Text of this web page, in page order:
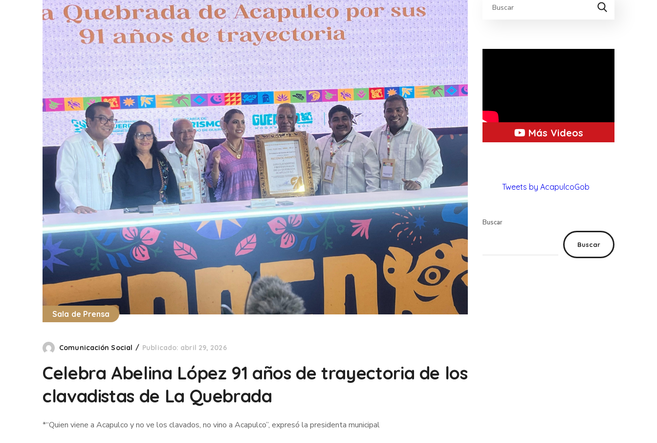
Sala de Prensa
Comunicación Social Publicado: abril 29, 2026
Celebra Abelina López 91 años de trayectoria de los
clavadistas de La Quebrada
*“Quien viene a Acapulco y no ve los clavados, no vino a Acapulco”, expresó la presidenta municipal
Más Videos
Tweets by AcapulcoGob
Buscar
Buscar